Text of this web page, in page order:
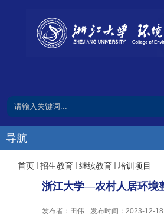
导航
首页 招生教育 继续教育 培训项目
浙江大学—农村人居环境
发布者：田伟 发布时间：2023-12-18